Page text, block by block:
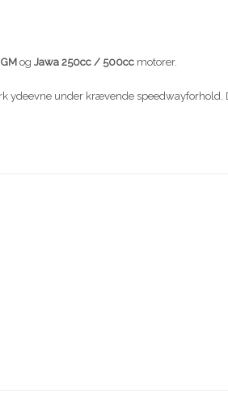
GM og Jawa 250cc / 500cc motorer.
ydeevne under krævende